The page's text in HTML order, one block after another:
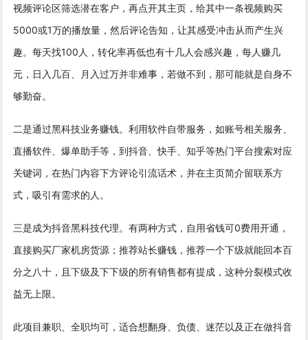
视频评论区筛选潜在客户，再点开其主页，给其中一条视频购买
5000或1万的播放量，然后评论告知，让其感受冲击从而产生兴
趣。每天找100人，转化率再低也有十几人会感兴趣，每人赚几
元，日入几百、月入过万并非难事，若做不到，那可能就是自身不
够勤奋。
二是通过黑科技业务赚钱。利用软件自带服务，如账号相关服务、
直播软件、爆单助手等，到抖音、快手、知乎等热门平台搜索对应
关键词，在热门内容下方评论引流话术，并在主页简介留联系方
式，吸引有需求的人。
三是成为抖音黑科技代理。有两种方式，自用省钱可0费用开通，
直接购买厂家机房货源；推荐站长赚钱，推荐一个下级就能回本百
分之八十，且下级及下下级的所有销售都有提成，这种分裂模式收
益无上限。
此项目兼职、全职均可，适合想翻身、负债、迷茫以及正在做抖音